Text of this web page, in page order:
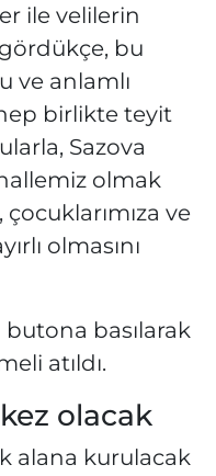
ile velilerin
bu
ve anlamlı
birlikte teyit
Sazova
olmak
ve
olmasını
basılarak
atıldı.
olacak
alana kurulacak